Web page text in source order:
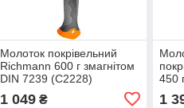
Молоток покрівельний
Richmann 600 г змагнітом
DIN 7239 (C2228)
1 049₴
450
1